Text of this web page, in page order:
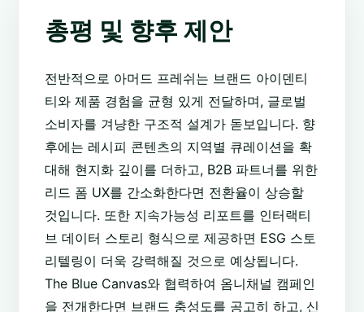
총평 및 향후 제안
전반적으로 아머드 프레쉬는 브랜드 아이덴티
티와 제품 경험을 균형 있게 전달하며, 글로벌
소비자를 겨냥한 구조적 설계가 돋보입니다. 향
후에는 레시피 콘텐츠의 지역별 큐레이션을 확
대해 현지화 깊이를 더하고, B2B 파트너를 위한
리드 폼 UX를 간소화한다면 전환율이 상승할
것입니다. 또한 지속가능성 리포트를 인터랙티
브 데이터 스토리 형식으로 제공하면 ESG 스토
리텔링이 더욱 강력해질 것으로 예상됩니다.
The Blue Canvas와 협력하여 옴니채널 캠페인
을 전개한다면 브랜드 충성도를 공고히 하고, 신